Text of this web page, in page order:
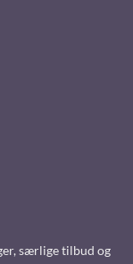
særlige tilbud og